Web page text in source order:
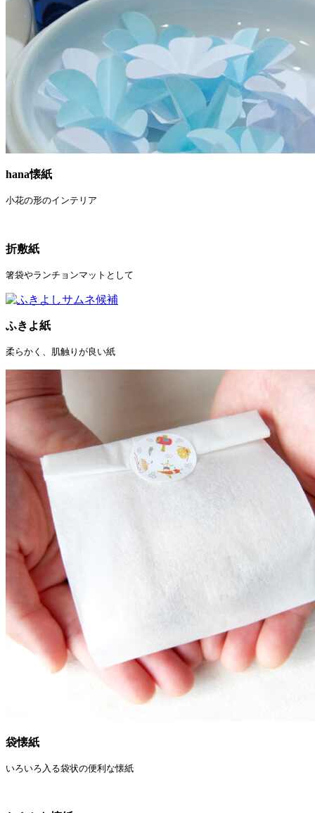
hana懐紙
小花の形のインテリア
折敷紙
箸袋やランチョンマットとして
ふきよ紙
柔らかく、肌触りが良い紙
袋懐紙
いろいろ入る袋状の便利な懐紙